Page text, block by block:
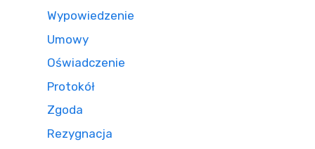
Wypowiedzenie
Umowy
Oświadczenie
Protokół
Zgoda
Rezygnacja